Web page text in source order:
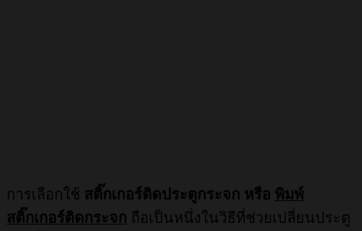
การเลือกใช้ สติ๊กเกอร์ติดประตูกระจก หรือ พิมพ์
สติ๊กเกอร์ติดกระจก ถือเป็นหนึ่งในวิธีที่ช่วยเปลี่ยนประตู